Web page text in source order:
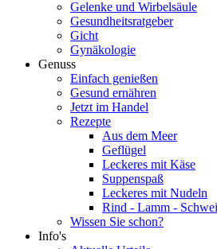
Gelenke und Wirbelsäule
Gesundheitsratgeber
Gicht
Gynäkologie
Genuss
Einfach genießen
Gesund ernähren
Jetzt im Handel
Rezepte
Aus dem Meer
Geflügel
Leckeres mit Käse
Suppenspaß
Leckeres mit Nudeln
Rind - Lamm -
Wissen Sie schon?
Info's